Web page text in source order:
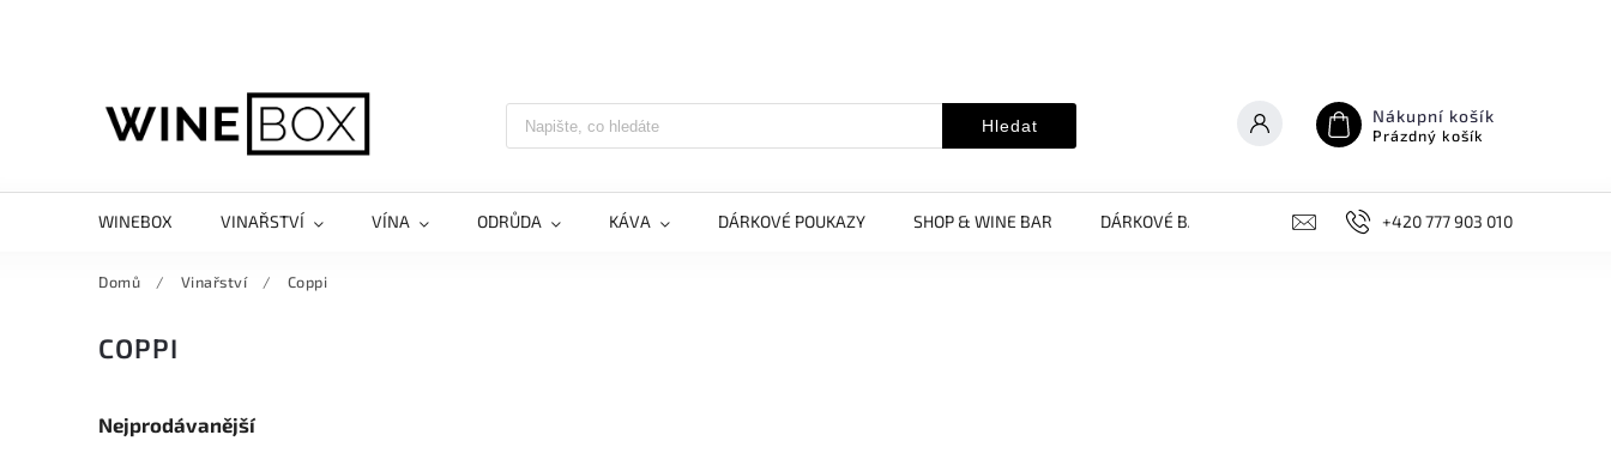
Hledat Nákupní košík
Prázdný košík
WINEBOX VINAŘSTVÍ VÍNA ODRŮDA KÁVA DÁRKOVÉ POUKAZY SHOP & WINE BAR DÁRKOVÉ BALÍČKY NOVINKY, AKCE KONTAKT
+420 777 903 010
Domů / Vinařství / Coppi
COPPI
Nejprodávanější